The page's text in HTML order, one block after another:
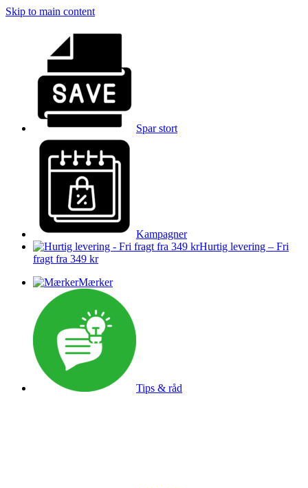
Skip to main content
Spar stort
Kampagner
Hurtig levering – Fri
fragt fra 349 kr
Mærker
Tips & råd